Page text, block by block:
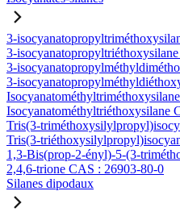
3-
3-
3-
3-
Isocyanatométhyltriéthoxysilane
Tris(3-
Tris(3-
1,3-Bis(prop-2-ényl)-5-(3-
2,4,6-trione CAS : 26903-80-0
Silanes dipodaux